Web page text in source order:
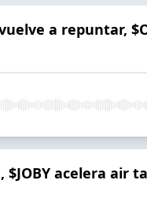
a repuntar,
acelera air